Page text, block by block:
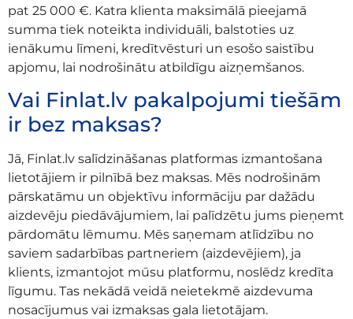
pat 25 000 €. Katra klienta maksimālā pieejamā
summa tiek noteikta individuāli, balstoties uz
ienākumu līmeni, kredītvēsturi un esošo saistību
apjomu, lai nodrošinātu atbildīgu aizņemšanos.
Vai Finlat.lv pakalpojumi tiešām
ir bez maksas?
Jā, Finlat.lv salīdzināšanas platformas izmantošana
lietotājiem ir pilnībā bez maksas. Mēs nodrošinām
pārskatāmu un objektīvu informāciju par dažādu
aizdevēju piedāvājumiem, lai palīdzētu jums pieņemt
pārdomātu lēmumu. Mēs saņemam atlīdzību no
saviem sadarbības partneriem (aizdevējiem), ja
klients, izmantojot mūsu platformu, noslēdz kredīta
līgumu. Tas nekādā veidā neietekmē aizdevuma
nosacījumus vai izmaksas gala lietotājam.